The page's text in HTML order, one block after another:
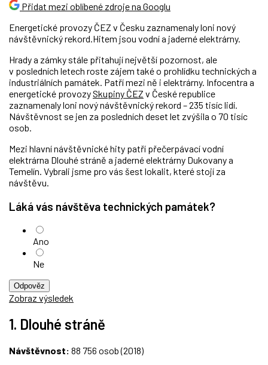
Přidat mezi oblíbené zdroje na Googlu
Energetické provozy ČEZ v Česku zaznamenaly loni nový
návštěvnický rekord.Hitem jsou vodní a jaderné elektrárny.
Hrady a zámky stále přitahují největší pozornost, ale
v posledních letech roste zájem také o prohlídku technických a
industriálních památek. Patří mezi ně i elektrárny. Infocentra a
energetické provozySkupiny ČEZ v České republice
zaznamenaly loni nový návštěvnický rekord – 235 tisíc lidí.
Návštěvnost se jen za posledních deset let zvýšila o 70 tisíc
osob.
Mezi hlavní návštěvnické hity patří přečerpávací vodní
elektrárna Dlouhé stráně a jaderné elektrárny Dukovany a
Temelín. Vybrali jsme pro vás šest lokalit, které stojí za
návštěvu.
Láká vás návštěva technických památek?
Ano
Ne
Odpověz
Zobraz výsledek
1. Dlouhé stráně
Návštěvnost: 88 756 osob (2018)